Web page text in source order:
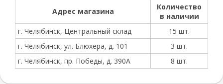
Адрес магазина
Количество
в наличии
г. Челябинск, Центральный склад
15 шт.
г. Челябинск, ул. Блюхера, д. 101
3 шт.
г. Челябинск, пр. Победы, д. 390А
8 шт.